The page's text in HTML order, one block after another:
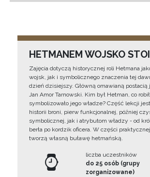
HETMANEM WOJSKO STOI
Zajęcia dotyczą historycznej roli Hetmana
wojsk, jak i symbolicznego znaczenia tej
dzień dzisiejszy. Główną omawianą postacią
Jan Amor Tarnowski. Kim był Hetman, co
symbolizowało jego władze? Część lekcji
historii broni, pierw funkcjonalnej, później
symbolicznej, jak i atrybutom władzy - od
berła po kordzik oficera. W części
tworzą własną buławę hetmańską.
liczba uczestników
do 25 osób (grupy
zorganizowane)